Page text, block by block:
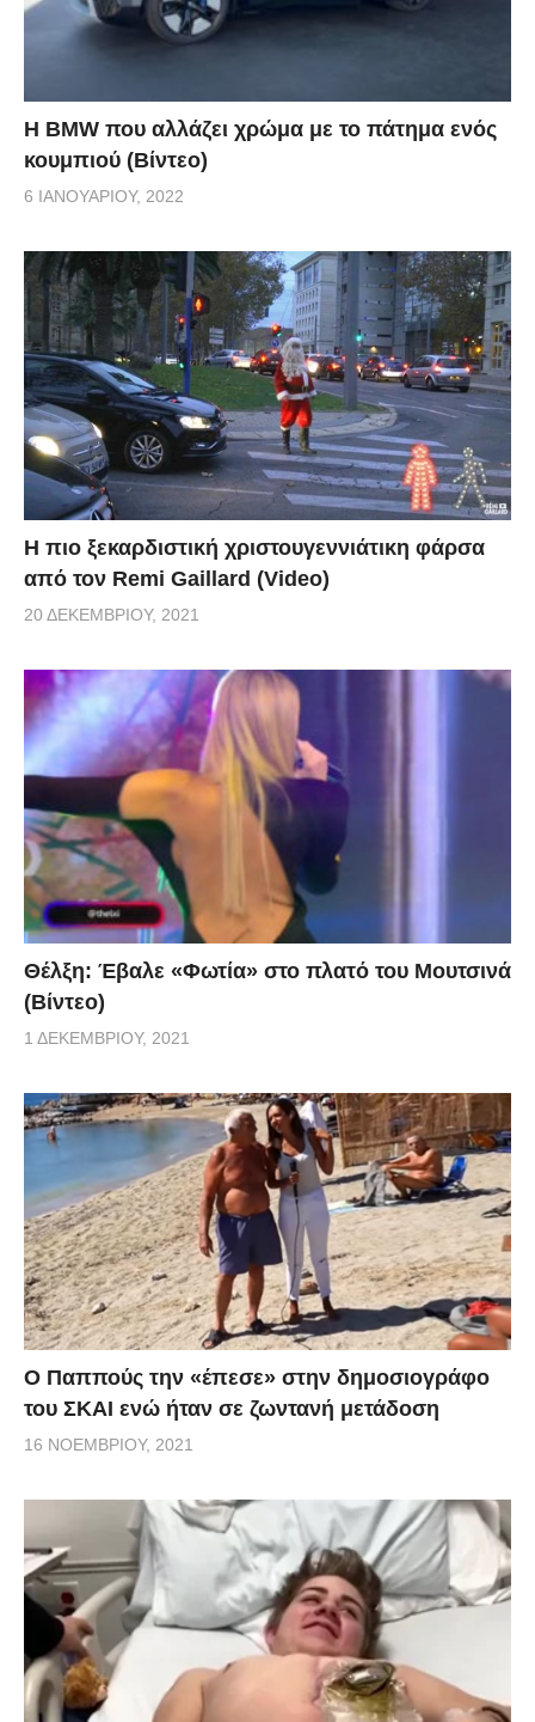
Η BMW που αλλάζει χρώμα με το πάτημα ενός
κουμπιού (Βίντεο)
6 ΙΑΝΟΥΑΡΊΟΥ, 2022
Η πιο ξεκαρδιστική χριστουγεννιάτικη φάρσα
από τον Remi Gaillard (Video)
20 ΔΕΚΕΜΒΡΊΟΥ, 2021
Θέλξη: Έβαλε «Φωτία» στο πλατό του Μουτσινά
(Βίντεο)
1 ΔΕΚΕΜΒΡΊΟΥ, 2021
Ο Παππούς την «έπεσε» στην δημοσιογράφο
του ΣΚΑΙ ενώ ήταν σε ζωντανή μετάδοση
16 ΝΟΕΜΒΡΊΟΥ, 2021